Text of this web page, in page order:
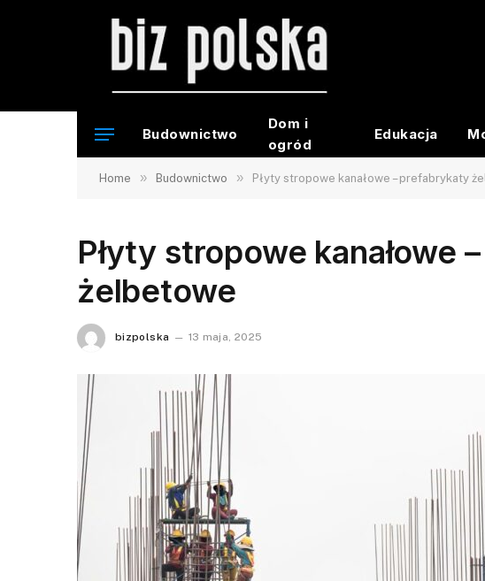
Budownictwo
Dom i
ogród
Edukacja
Home » Budownictwo » Płyty stropowe kanałowe – prefabrykaty
Płyty stropowe kanałowe
żelbetowe
bizpolska 13 maja, 2025